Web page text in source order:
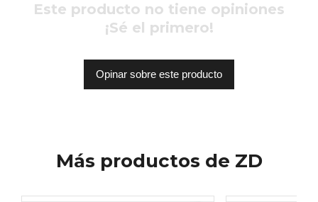
Este producto no tiene opiniones
¡Sé el primero!
Opinar sobre este producto
Más productos de ZD